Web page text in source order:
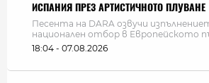
ИСПАНИЯ ПРЕЗ АРТИСТИЧНОТО ПЛУВАНЕ
Песента на DARA озвучи
национален отбор в Европейското
18:04 - 07.08.2026